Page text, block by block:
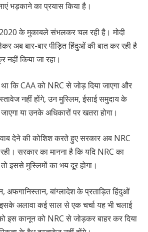
भड़काने का प्रयास किया है।
के मुकाबले संभलकर चल रही है। मोदी
अब बार-बार पीड़ित हिंदुओं की बात कर रही है
किया जा रहा।
कि CAA को NRC से जोड़ दिया जाएगा और
नहीं होंगे, उन मुस्लिम, ईसाई समुदाय के
या उनके अधिकारों पर खतरा होगा।
देने की कोशिश करते हुए सरकार अब NRC
सरकार का मानना है कि यदि NRC का
इससे मुस्लिमों का भय दूर होगा।
अफगानिस्तान, बांग्लादेश के प्रताड़ित हिंदुओं
अलावा कई साल से एक चर्चा यह भी चलाई
इस कानून को NRC से जोड़कर बाहर कर दिया